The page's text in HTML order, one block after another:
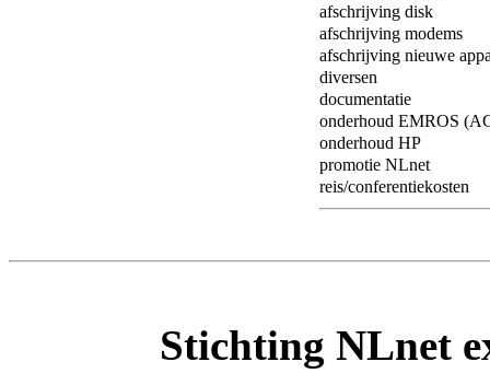
afschrijving disk
afschrijving modems
afschrijving nieuwe
diversen
documentatie
onderhoud EMROS
onderhoud HP
promotie NLnet
reis/conferentiekosten
Stichting NLnet